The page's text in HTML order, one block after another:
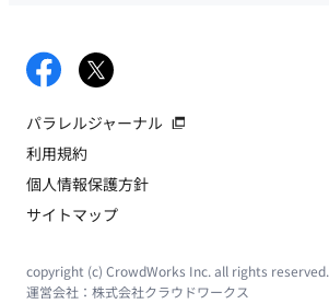
パラレルジャーナル
利用規約
個人情報保護方針
サイトマップ
copyright (c) CrowdWorks Inc. all rights reserved.
運営会社： 株式会社クラウドワークス